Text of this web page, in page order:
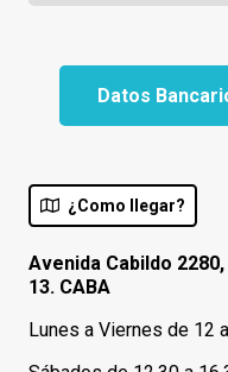
Datos
¿Como llegar?
Avenida Cabildo
13. CABA
Lunes a Viernes de 12